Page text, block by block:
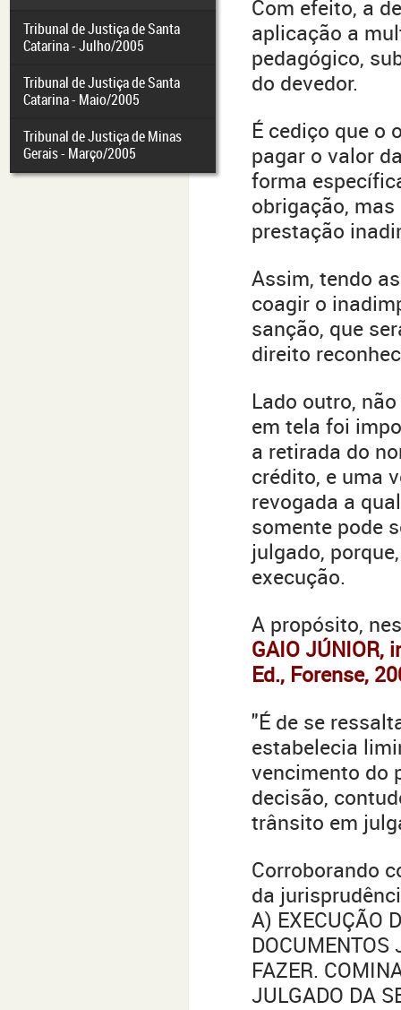
Tribunal de Justiça de Santa
Catarina - Julho/2005
Tribunal de Justiça de Santa
Catarina - Maio/2005
Tribunal de Justiça de Minas
Gerais - Março/2005
Com efeito, a
aplicação a
pedagógico,
do devedor.
É cediço que o
pagar o valor
forma
obrigação,
prestação
Assim, tendo
coagir o
sanção, que
direito
Lado outro,
em tela foi
a retirada do
crédito, e uma
revogada a
somente pode
julgado,
execução.
A propósito,
GAIO JÚNIOR,
Ed., Forense,
"É de se
estabelecia
vencimento do
decisão,
trânsito em
Corroborando
da
A) EXECUÇÃO
DOCUMENTOS
FAZER.
JULGADO DA